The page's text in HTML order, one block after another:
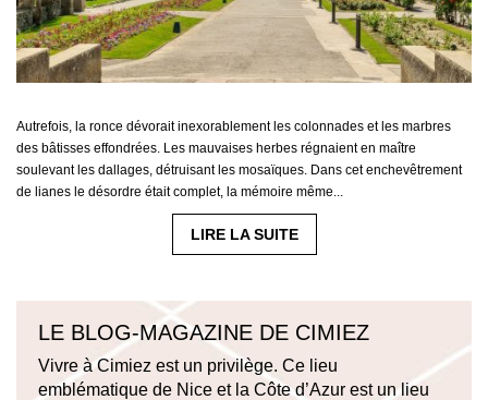
Autrefois, la ronce dévorait inexorablement les colonnades et les marbres
des bâtisses effondrées. Les mauvaises herbes régnaient en maître
soulevant les dallages, détruisant les mosaïques. Dans cet enchevêtrement
de lianes le désordre était complet, la mémoire même...
LIRE LA SUITE
LE BLOG-MAGAZINE DE CIMIEZ
Vivre à Cimiez est un privilège. Ce lieu
emblématique de Nice et la Côte d’Azur est un lieu